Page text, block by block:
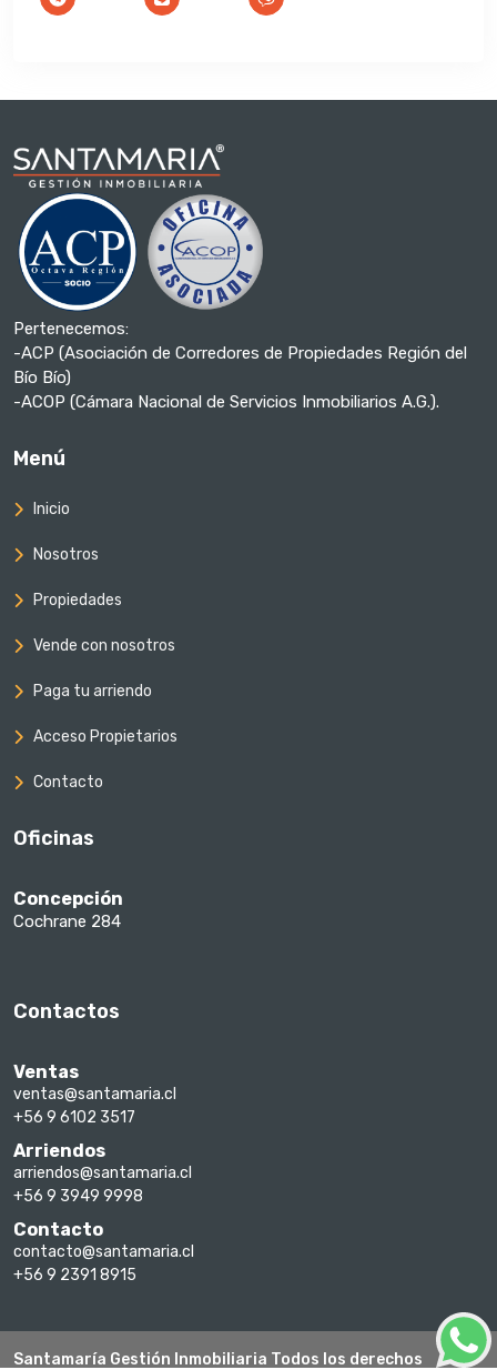
Pertenecemos:
-ACP (Asociación de Corredores de Propiedades Región del
Bío Bío)
-ACOP (Cámara Nacional de Servicios Inmobiliarios A.G.).
Menú
Inicio
Nosotros
Propiedades
Vende con nosotros
Paga tu arriendo
Acceso Propietarios
Contacto
Oficinas
Concepción
Cochrane 284
Contactos
Ventas
ventas@santamaria.cl
+56 9 6102 3517
Arriendos
arriendos@santamaria.cl
+56 9 3949 9998
Contacto
contacto@santamaria.cl
+56 9 2391 8915
Santamaría Gestión Inmobiliaria Todos los derechos